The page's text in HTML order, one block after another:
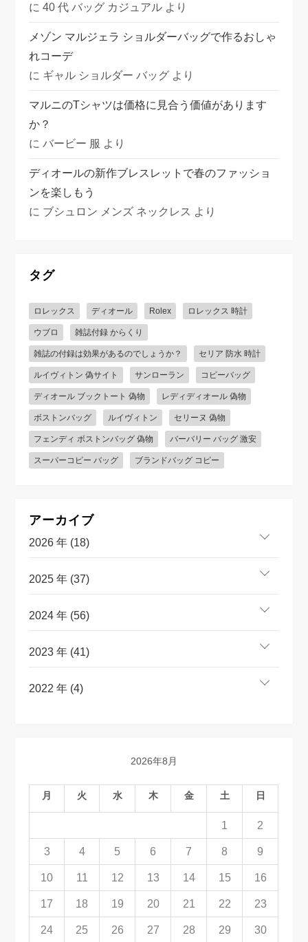
に40 代 バッグ カジュアル より
メゾン マルジェラ ショルダーバッグで作るおしゃ
れコーデ
に ギャル ショルダー バッグ より
マルニのTシャツは価格に見合う価値があります
か？
にバービー 服 より
ディオールの新作ブレスレットで春のファッショ
ンを楽しもう
に ブシュロン メンズ ネックレス より
タグ
ロレックス ディオール Rolex ロレックス 時計
ウブロ 雑誌付録 からくり
雑誌の付録は効果があるのでしょうか？ セリア 防水 時計
ルイヴィトン 偽サイト サンローラン コピーバッグ
ディオール ブックトート 偽物 レディディオール 偽物
ボストンバッグ ルイヴィトン セリーヌ 偽物
フェンディ ボストンバッグ 偽物 バーバリー バッグ 激安
スーパーコピー バッグ ブランドバッグ コピー
アーカイブ
2026 年 (18)
2025 年 (37)
2024 年 (56)
2023 年 (41)
2022 年 (4)
2026年8月
月 火 水 木 金 土 日
1 2
3 4 5 6 7 8 9
10 11 12 13 14 15 16
17 18 19 20 21 22 23
24 25 26 27 28 29 30